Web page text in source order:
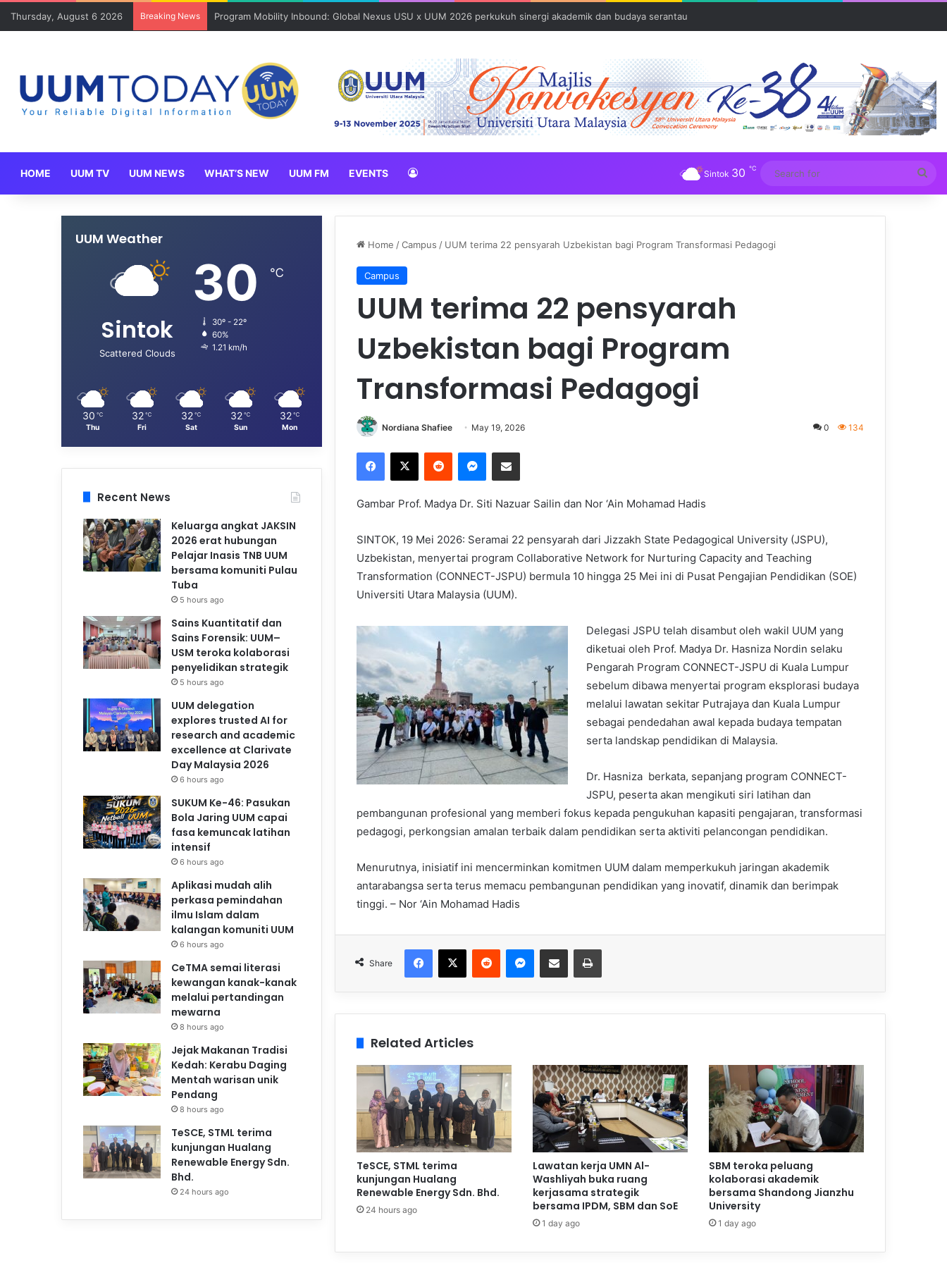
Thursday, August 6 2026 Breaking News Program Mobility Inbound: Global Nexus USU x UUM 2026 perkukuh sinergi akademik dan budaya serantau
HOME UUM TV UUM NEWS WHAT’S NEW UUM FM EVENTS Sintok 30 ℃
for
Home /Campus / UUM terima 22 pensyarah Uzbekistan bagi Program Transformasi Pedagogi
Campus
UUM terima 22 pensyarah
Uzbekistan bagi Program
Transformasi Pedagogi
Nordiana Shafiee May 19, 2026 0 134
Gambar Prof. Madya Dr. Siti Nazuar Sailin dan Nor ‘Ain Mohamad Hadis
SINTOK, 19 Mei 2026: Seramai 22 pensyarah dari Jizzakh State Pedagogical University (JSPU),
Uzbekistan, menyertai program Collaborative Network for Nurturing Capacity and Teaching
Transformation (CONNECT-JSPU) bermula 10 hingga 25 Mei ini di Pusat Pengajian Pendidikan (SOE)
Universiti Utara Malaysia (UUM).
Delegasi JSPU telah disambut oleh wakil UUM yang
diketuai oleh Prof. Madya Dr. Hasniza Nordin selaku
Pengarah Program CONNECT-JSPU di Kuala Lumpur
sebelum dibawa menyertai program eksplorasi budaya
melalui lawatan sekitar Putrajaya dan Kuala Lumpur
sebagai pendedahan awal kepada budaya tempatan
serta landskap pendidikan di Malaysia.
Dr. Hasniza berkata, sepanjang program CONNECT-
JSPU, peserta akan mengikuti siri latihan dan
pembangunan profesional yang memberi fokus kepada pengukuhan kapasiti pengajaran, transformasi
pedagogi, perkongsian amalan terbaik dalam pendidikan serta aktiviti pelancongan pendidikan.
Menurutnya, inisiatif ini mencerminkan komitmen UUM dalam memperkukuh jaringan akademik
antarabangsa serta terus memacu pembangunan pendidikan yang inovatif, dinamik dan berimpak
tinggi. – Nor ‘Ain Mohamad Hadis
Share
Related Articles
TeSCE, STML terima
kunjungan Hualang
Renewable Energy Sdn. Bhd.
24 hours ago
Lawatan kerja UMN Al-
Washliyah buka ruang
kerjasama strategik
bersama IPDM, SBM dan SoE
1 day ago
SBM teroka peluang
kolaborasi akademik
bersama Shandong Jianzhu
University
1 day ago
UUM Weather
Sintok
Scattered Clouds
30 ℃
30º - 22º
60%
1.21 km/h
30 ℃
Thu
32 ℃
Fri
32 ℃
Sat
32 ℃
Sun
32 ℃
Mon
Recent News
Keluarga angkat JAKSIN
2026 erat hubungan
Pelajar Inasis TNB UUM
bersama komuniti Pulau
Tuba
5 hours ago
Sains Kuantitatif dan
Sains Forensik: UUM–
USM teroka kolaborasi
penyelidikan strategik
5 hours ago
UUM delegation
explores trusted AI for
research and academic
excellence at Clarivate
Day Malaysia 2026
6 hours ago
SUKUM Ke-46: Pasukan
Bola Jaring UUM capai
fasa kemuncak latihan
intensif
6 hours ago
Aplikasi mudah alih
perkasa pemindahan
ilmu Islam dalam
kalangan komuniti UUM
6 hours ago
CeTMA semai literasi
kewangan kanak-kanak
melalui pertandingan
mewarna
8 hours ago
Jejak Makanan Tradisi
Kedah: Kerabu Daging
Mentah warisan unik
Pendang
8 hours ago
TeSCE, STML terima
kunjungan Hualang
Renewable Energy Sdn.
Bhd.
24 hours ago